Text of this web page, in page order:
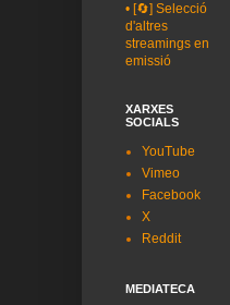
• [🔄] Selecció
d'altres
streamings en
emissió
XARXES
SOCIALS
YouTube
Vimeo
Facebook
X
Reddit
MEDIATECA